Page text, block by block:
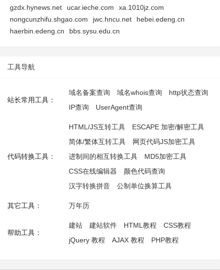
gzdx.hynews.net
ucar.ieche.com
xa.1010jz.com
nongcunzhifu.shgao.com
jwc.hncu.net
hebei.edeng.cn
haerbin.edeng.cn
bbs.sysu.edu.cn
工具导航
站长常用工具：
域名备案查询 域名whois查询
http状态查询
IP查询
UserAgent查询
代码转换工具：
HTML/JS互转工具
ESCAPE 加密/解密工具
简体/繁体互转工具
网页代码JS加密工具
进制间的相互转换工具
MD5加密工具
CSS在线编辑器
颜色代码查询
汉字转换拼音
公制单位换算工具
其它工具： 万年历
帮助工具：
建站 建站软件 HTML教程
CSS教程
jQuery 教程
AJAX 教程 PHP教程